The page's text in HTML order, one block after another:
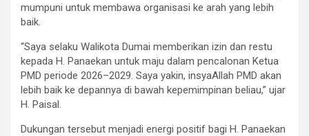
mumpuni untuk membawa organisasi ke arah yang lebih
baik.
“Saya selaku Walikota Dumai memberikan izin dan restu
kepada H. Panaekan untuk maju dalam pencalonan Ketua
PMD periode 2026–2029. Saya yakin, insyaAllah PMD akan
lebih baik ke depannya di bawah kepemimpinan beliau,” ujar
H. Paisal.
Dukungan tersebut menjadi energi positif bagi H. Panaekan